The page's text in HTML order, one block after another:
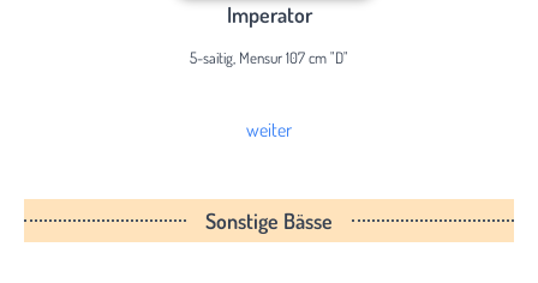
Imperator
5-saitig, Mensur 107 cm "D"
weiter
Sonstige Bässe